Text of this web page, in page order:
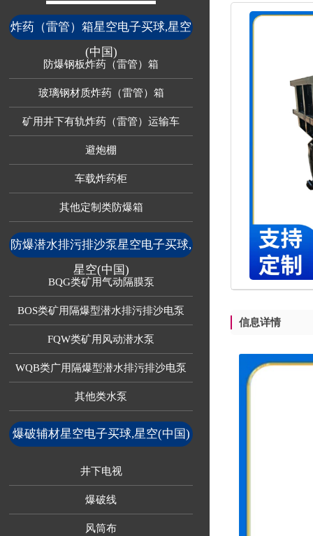
炸药（雷管）箱星空电子买球,星空
(中国)
防爆钢板炸药（雷管）箱
玻璃钢材质炸药（雷管）箱
矿用井下有轨炸药（雷管）运输车
避炮棚
车载炸药柜
其他定制类防爆箱
防爆潜水排污排沙泵星空电子买球,
星空(中国)
BQG类矿用气动隔膜泵
BOS类矿用隔爆型潜水排污排沙电泵
FQW类矿用风动潜水泵
WQB类广用隔爆型潜水排污排沙电泵
其他类水泵
爆破辅材星空电子买球,星空(中国)
井下电视
爆破线
风筒布
信息详情